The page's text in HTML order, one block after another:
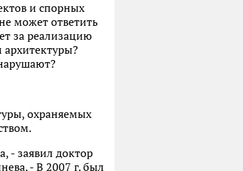
и спорных
может ответить
за реализацию
охраняемых
- заявил доктор
. - В 2007 г. был